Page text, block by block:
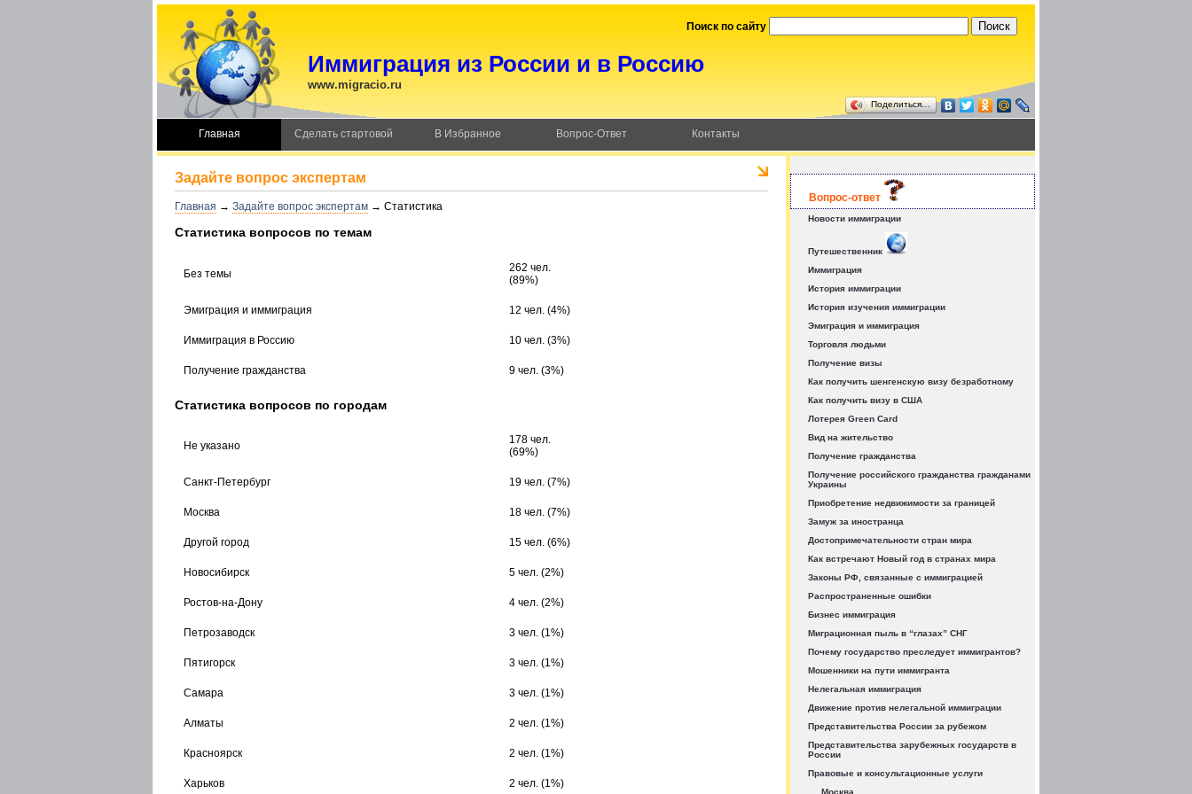
Поиск по сайту
Иммиграция из России и в Россию
www.migracio.ru
Поделиться…
Главная Сделать стартовой В Избранное Вопрос-Ответ Контакты
Задайте вопрос экспертам
Главная → Задайте вопрос экспертам → Статистика
Статистика вопросов по темам
Без темы
262 чел.
(89%)
Эмиграция и иммиграция 12 чел. (4%)
Иммиграция в Россию 10 чел. (3%)
Получение гражданства 9 чел. (3%)
Статистика вопросов по городам
Не указано
178 чел.
(69%)
Санкт-Петербург 19 чел. (7%)
Москва 18 чел. (7%)
Другой город 15 чел. (6%)
Новосибирск 5 чел. (2%)
Ростов-на-Дону 4 чел. (2%)
Петрозаводск 3 чел. (1%)
Пятигорск 3 чел. (1%)
Самара 3 чел. (1%)
Алматы 2 чел. (1%)
Красноярск 2 чел. (1%)
Харьков 2 чел. (1%)
Вопрос-ответ
Новости иммиграции
Путешественник
Иммиграция
История иммиграции
История изучения иммиграции
Эмиграция и иммиграция
Торговля людьми
Получение визы
Как получить шенгенскую визу безработному
Как получить визу в США
Лотерея Green Card
Вид на жительство
Получение гражданства
Получение российского гражданства гражданами
Украины
Приобретение недвижимости за границей
Замуж за иностранца
Достопримечательности стран мира
Как встречают Новый год в странах мира
Законы РФ, связанные с иммиграцией
Распространенные ошибки
Бизнес иммиграция
Миграционная пыль в “глазах” СНГ
Почему государство преследует иммигрантов?
Мошенники на пути иммигранта
Нелегальная иммиграция
Движение против нелегальной иммиграции
Представительства России за рубежом
Представительства зарубежных государств в
России
Правовые и консультационные услуги
Москва